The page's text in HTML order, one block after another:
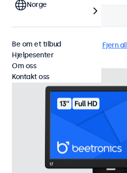
13" skjermer 9-36 Volt Fjern
Norge
Be om et tilbud
Hjelpesenter
Om oss
Kontakt oss